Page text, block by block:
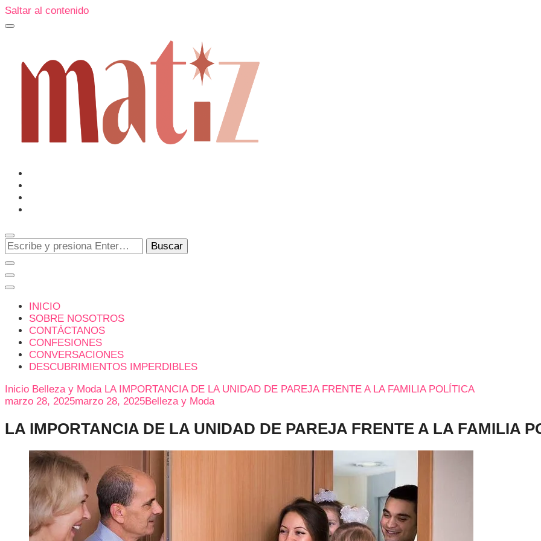
Saltar al contenido
Matiz
Un espacio editorial donde pongo en palabras aquello que muchos sentimos y pocos sabemos cómo explicar y
me sorprenden o creo que merecen ser descubiertas.
¿Buscas
algo?
INICIO
SOBRE NOSOTROS
CONTÁCTANOS
CONFESIONES
CONVERSACIONES
DESCUBRIMIENTOS IMPERDIBLES
Inicio Belleza y Moda LA IMPORTANCIA DE LA UNIDAD DE PAREJA FRENTE A LA FAMILIA POLÍTICA
marzo 28, 2025marzo 28, 2025Belleza y Moda
LA IMPORTANCIA DE LA UNIDAD DE PAREJA FRENTE A LA FAMILIA